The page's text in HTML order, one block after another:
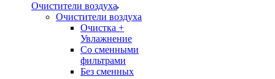
Очистители воздуха
Очистители воздуха
Очистка +
Увлажнение
Cо сменными
фильтрами
Без сменных